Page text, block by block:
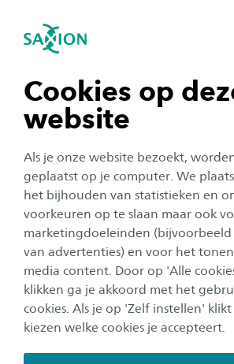
Cookies op
website
Als je onze website bezoekt,
geplaatst op je computer. We
het bijhouden van statistieken en
voorkeuren op te slaan maar ook
marketingdoeleinden
van advertenties) en voor het
media content. Door op 'Alle
klikken ga je akkoord met het
cookies. Als je op 'Zelf instellen'
kiezen welke cookies je accepteert.
Navigatie openen
tonen
tonen
tonen
tonen
sluiten
Onderwijs
Potentie ontsluiten
FastSwitch: lerende
organisatie
doet het
Auteur:
Malou Willemsen - Warmerdam
Publicatiedatum:
2 juli 2024 Leestijd: Minuten